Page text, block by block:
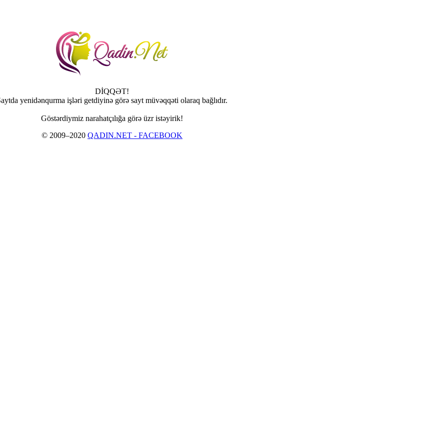
DİQQƏT!
yenidənqurma işləri getdiyinə görə sayt müvəqqəti olaraq bağlıdır.
Göstərdiymiz narahatçılığa görə üzr istəyirik!
© 2009–2020 QADIN.NET - FACEBOOK